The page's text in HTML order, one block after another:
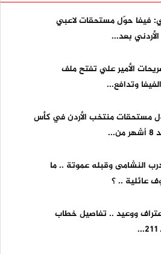
فيفا حوّل مستحقات لاعبي
بعد...
الأمير علي تفتح ملف
وتدافع...
مستحقات منتخب الأردن في كأس
النشامى وقبله عموتة .. ما
عائلية .. ؟
ووعيد .. تفاصيل خطاب